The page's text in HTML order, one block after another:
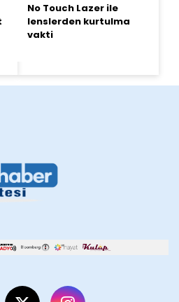
No Touch Lazer ile
lenslerden kurtulma
vakti